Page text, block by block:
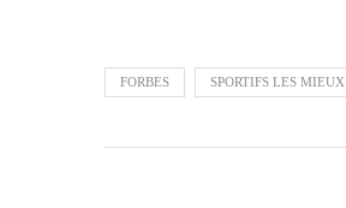
FORBES SPORTIFS LES